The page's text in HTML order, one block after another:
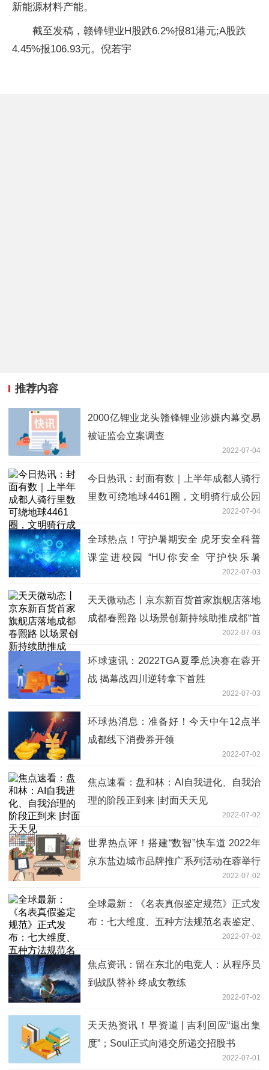
新能源材料产能。
截至发稿，赣锋锂业H股跌6.2%报81港元;A股跌
4.45%报106.93元。倪若宇
推荐内容
2000亿锂业龙头赣锋锂业涉嫌内幕交易
被证监会立案调查
2022-07-04
今日热讯：封面有数｜上半年成都人骑行
里数可绕地球4461圈，文明骑行成公园
2022-07-04
全球热点！守护暑期安全 虎牙安全科普
课堂进校园 “HU你安全 守护快乐暑
期”——虎牙安全科普课堂进校园2022-07-03
天天微动态丨京东新百货首家旗舰店落地
成都春熙路 以场景创新持续助推成都“首
2022-07-03
环球速讯：2022TGA夏季总决赛在蓉开
战 揭幕战四川逆转拿下首胜
2022-07-03
环球热消息：准备好！今天中午12点半
成都线下消费券开领
2022-07-02
焦点速看：盘和林：AI自我进化、自我治
理的阶段正到来 |封面天天见
2022-07-02
世界热点评！搭建“数智”快车道 2022年
京东盐边城市品牌推广系列活动在蓉举行
2022-07-02
全球最新：《名表真假鉴定规范》正式发
布：七大维度、五种方法规范名表鉴定、
2022-07-02
焦点资讯：留在东北的电竞人：从程序员
到战队替补 终成女教练
2022-07-02
天天热资讯！早资道 | 吉利回应“退出集
度”；Soul正式向港交所递交招股书
2022-07-01